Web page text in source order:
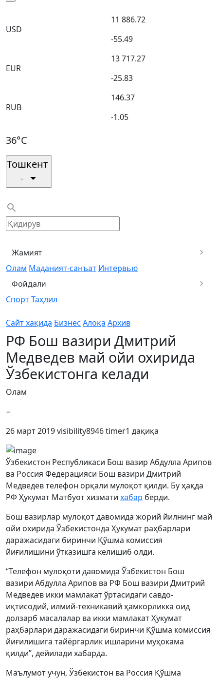
USD
11 886.72
-55.49
EUR
13 717.27
-25.83
RUB
146.37
-1.05
36°C
Тошкент
Жамият
Олам Маданият-санъат Интервью
Фойдали
СпортТаҳлил
Сайт хақида Бизнес Алоқа Архив
РФ Бош вазири Дмитрий
Медведев май ойи охирида
Ўзбекистонга келади
Олам
−
26 март 2019visibility8946timer1 дақиқа
Ўзбекистон Республикаси Бош вазир Абдулла Арипов
ва Россия Федерацияси Бош вазири Дмитрий
Медведев телефон орқали мулоқот қилди. Бу ҳақда
РФ Ҳукумат Матбуот хизмати хабар берди.
Бош вазирлар мулоқот давомида жорий йилнинг май
ойи охирида Ўзбекистонда Ҳукумат раҳбарлари
даражасидаги биринчи Қўшма комиссия
йиғилишини ўтказишга келишиб олди.
“Телефон мулоқоти давомида Ўзбекистон Бош
вазири Абдулла Арипов ва РФ Бош вазири Дмитрий
Медведев икки мамлакат ўртасидаги савдо-
иқтисодий, илмий-техникавий ҳамкорликка оид
долзарб масалалар ва икки мамлакат Ҳукумат
раҳбарлари даражасидаги биринчи Қўшма комиссия
йиғилишига тайёргарлик ишларини муҳокама
қилди”, дейилади хабарда.
Маълумот учун, Ўзбекистон ва Россия Қўшма